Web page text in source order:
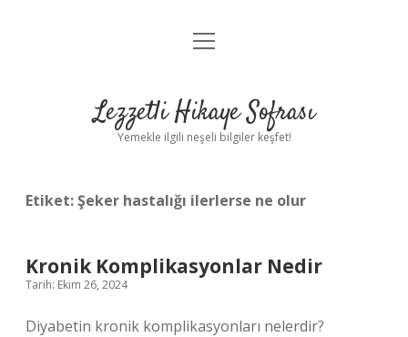
Anasayfa
Yasal Uyarı
menüyü
Lezzetli Hikaye Sofrası
Yemekle ilgili neşeli bilgiler keşfet!
Etiket:Şeker hastalığı ilerlerse ne olur
Kronik Komplikasyonlar Nedir
Tarih: Ekim 26, 2024
Diyabetin kronik komplikasyonları nelerdir?